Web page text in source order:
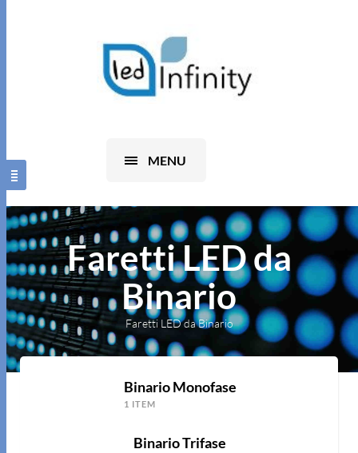
MENU
Faretti LED da
Binario
Faretti LED da Binario
Binario Monofase
1 ITEM
Binario Trifase